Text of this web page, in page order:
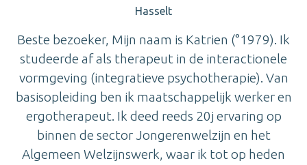
Hasselt
Beste bezoeker, Mijn naam is Katrien (°1979). Ik
studeerde af als therapeut in de interactionele
vormgeving (integratieve psychotherapie). Van
basisopleiding ben ik maatschappelijk werker en
ergotherapeut. Ik deed reeds 20j ervaring op
binnen de sector Jongerenwelzijn en het
Algemeen Welzijnswerk, waar ik tot op heden